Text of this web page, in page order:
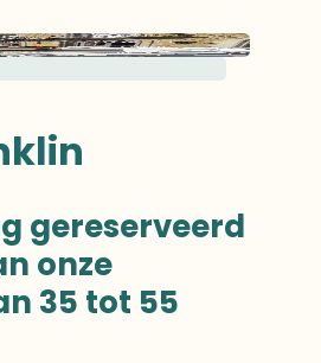
gereserveerd
onze
35 tot 55